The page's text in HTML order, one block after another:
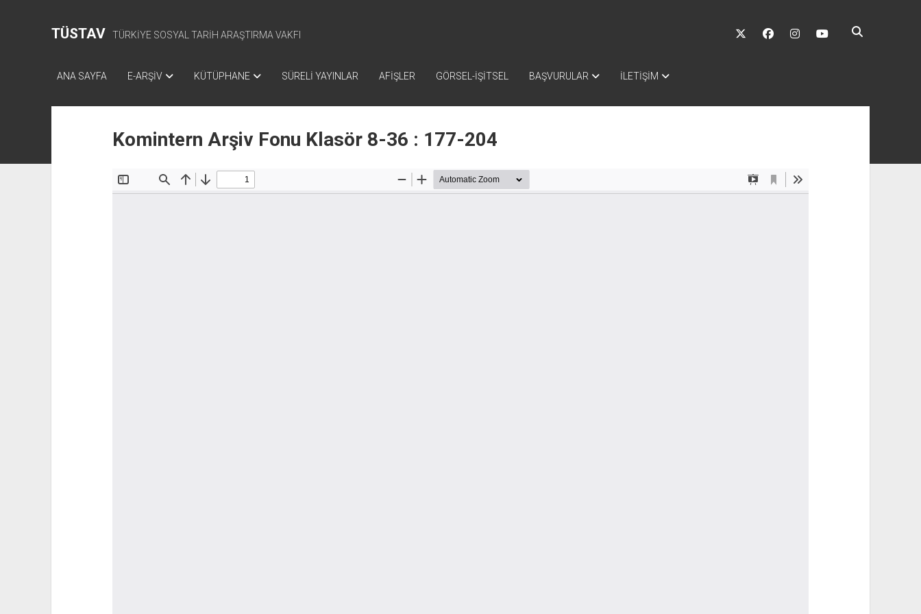
TÜSTAV TÜRKİYE SOSYAL TARİH ARAŞTIRMA VAKFI
twitter facebookinstagramyoutube
ANA SAYFA E-ARŞİV KÜTÜPHANE SÜRELİ YAYINLAR AFİŞLER GÖRSEL-İŞİTSEL BAŞVURULAR İLETİŞİM
Komintern Arşiv Fonu Klasör 8-36 : 177-204